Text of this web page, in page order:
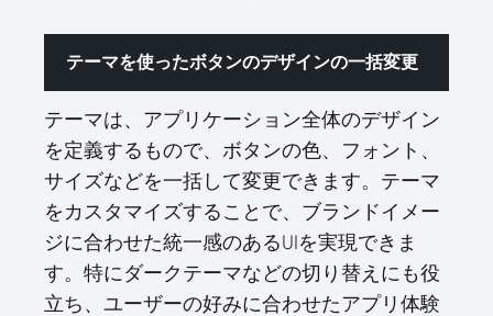
テーマを使ったボタンのデザインの一括変更
テーマは、アプリケーション全体のデザイン
を定義するもので、ボタンの色、フォント、
サイズなどを一括して変更できます。テーマ
をカスタマイズすることで、ブランドイメー
ジに合わせた統一感のあるUIを実現できま
す。特にダークテーマなどの切り替えにも役
立ち、ユーザーの好みに合わせたアプリ体験